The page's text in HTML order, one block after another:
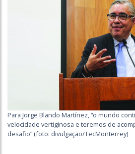
Para Jorge Blando Martínez, “o mundo
velocidade vertiginosa e teremos de
desafio” (foto: divulgação/TecMonterrey)